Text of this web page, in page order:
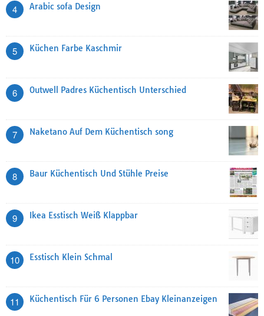
4 Arabic sofa Design
5 Küchen Farbe Kaschmir
6 Outwell Padres Küchentisch Unterschied
7 Naketano Auf Dem Küchentisch song
8 Baur Küchentisch Und Stühle Preise
9 Ikea Esstisch Weiß Klappbar
10 Esstisch Klein Schmal
11 Küchentisch Für 6 Personen Ebay Kleinanzeigen